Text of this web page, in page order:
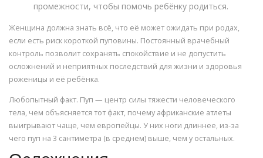
промежности, чтобы помочь ребёнку родиться.
Женщина должна знать всё, что её может ожидать при родах,
если есть риск короткой пуповины. Постоянный врачебный
контроль позволит сохранять спокойствие и не допустить
осложнений и неприятных последствий для жизни и здоровья
роженицы и её ребёнка.
Любопытный факт. Пуп — центр силы тяжести человеческого
тела, чем объясняется тот факт, почему африканские атлеты
выигрывают чаще, чем европейцы. У них ноги длиннее, из-за
чего пуп на 3 сантиметра (в среднем) выше, чем у остальных.